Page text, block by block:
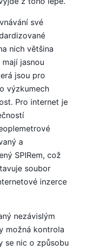
své
nich většina
jasnou
jsou pro
výzkumech
Pro internet je
a
SPIRem, což
soubor
inzerce
nezávislým
možná kontrola
se nic o způsobu